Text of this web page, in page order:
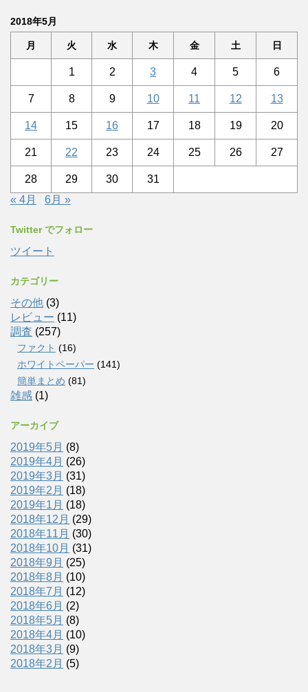
2018年5月
月 火 水 木 金 土 日
1 2 3 4 5 6
7 8 9 10 11 12 13
14 15 16 17 18 19 20
21 22 23 24 25 26 27
28 29 30
31
« 4月
6月 »
Twitter でフォロー
ツイート
カテゴリー
その他 (3)
レビュー (11)
調査 (257)
ファクト (16)
ホワイトペーパー (141)
簡単まとめ (81)
雑感 (1)
アーカイブ
2019年5月 (8)
2019年4月 (26)
2019年3月 (31)
2019年2月 (18)
2019年1月 (18)
2018年12月 (29)
2018年11月 (30)
2018年10月 (31)
2018年9月 (25)
2018年8月 (10)
2018年7月 (12)
2018年6月 (2)
2018年5月 (8)
2018年4月 (10)
2018年3月 (9)
2018年2月 (5)